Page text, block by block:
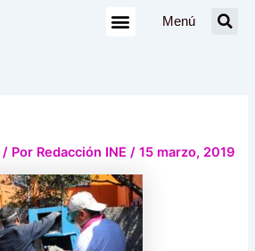
Menú
/ Por Redacción INE/15 marzo, 2019